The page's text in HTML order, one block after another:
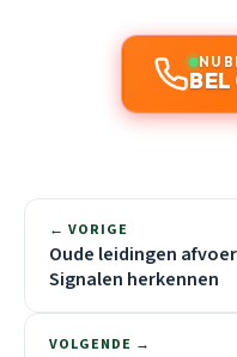
NU
← VORIGE
Oude leidingen
Signalen herkennen
VOLGENDE →